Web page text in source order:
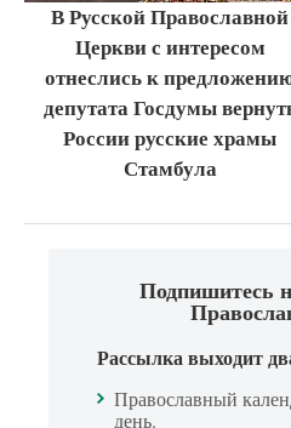
В Русской Православной
Церкви с интересом
отнеслись к
депутата Госдумы
России русские храмы
Стамбула
Подпишитесь
Рассылка выходит
Православный
день.